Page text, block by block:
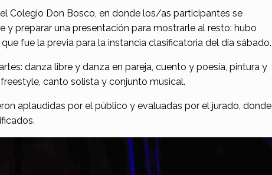
Colegio Don Bosco, en donde los/as participantes se
y preparar una presentación para mostrarle al resto: hubo
fue la previa para la instancia clasificatoria del día sábado.
danza libre y danza en pareja, cuento y poesía, pintura y
canto solista y conjunto musical.
aplaudidas por el público y evaluadas por el jurado, donde